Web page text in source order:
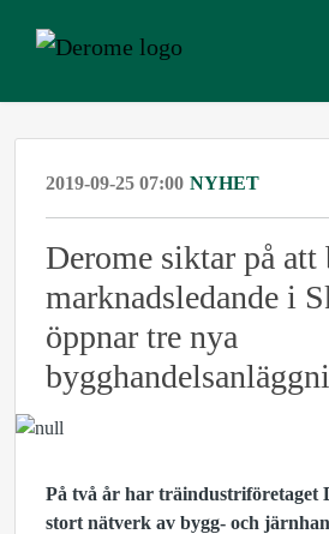
2019-09-25 07:00 NYHET
Derome siktar på att
marknadsledande i
öppnar tre nya
På två år har träindustriföretaget
stort nätverk av bygg- och